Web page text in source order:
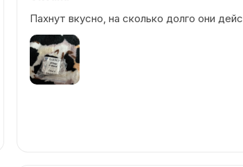
Пахнут вкусно, на сколько долго они